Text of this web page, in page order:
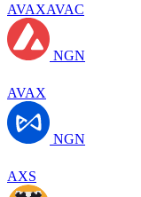
AVAXAVAC
NGN
AVAX
NGN
AXS